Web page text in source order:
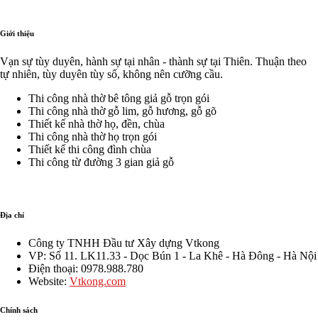
Quảng
Bình
Xuân
–
Tiên
–
Yên
Giới thiệu
Vạn sự tùy duyên, hành sự tại nhân - thành sự tại Thiên. Thuận theo
tự nhiên, tùy duyên tùy số, không nên cưỡng cầu.
Thi công nhà thờ bê tông giả gỗ trọn gói
Thi công nhà thờ gỗ lim, gỗ hương, gỗ gõ
Thiết kế nhà thờ họ, đền, chùa
Thi công nhà thờ họ trọn gói
Thiết kế thi công đình chùa
Thi công từ đường 3 gian giả gỗ
Địa chỉ
Công ty TNHH Đầu tư Xây dựng Vtkong
VP: Số 11. LK11.33 - Dọc Bún 1 - La Khê - Hà Đông - Hà Nội
Điện thoại: 0978.988.780
Website: Vtkong.com
Chính sách